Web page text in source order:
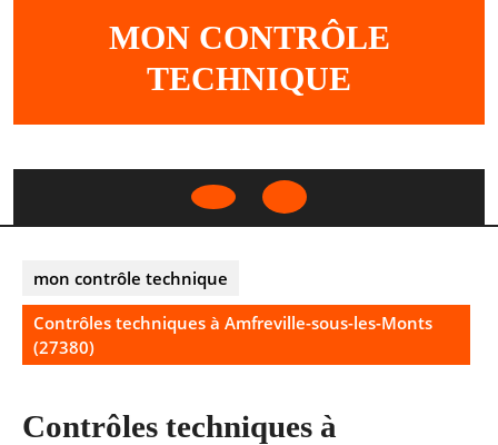
MON CONTRÔLE
TECHNIQUE
Open
mon contrôle technique
Contrôles techniques à Amfreville-sous-les-Monts
(27380)
Contrôles techniques à